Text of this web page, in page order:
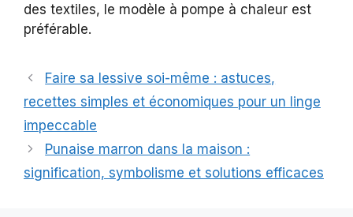
des textiles, le modèle à pompe à chaleur est
préférable.
Faire sa lessive soi-même : astuces,
recettes simples et économiques pour un linge
impeccable
Punaise marron dans la maison :
signification, symbolisme et solutions efficaces